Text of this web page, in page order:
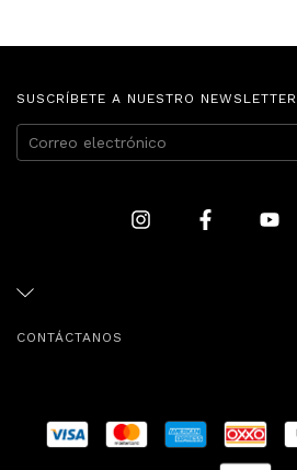
SUSCRÍBETE A NUESTRO NEWSLETTER
CONTÁCTANOS